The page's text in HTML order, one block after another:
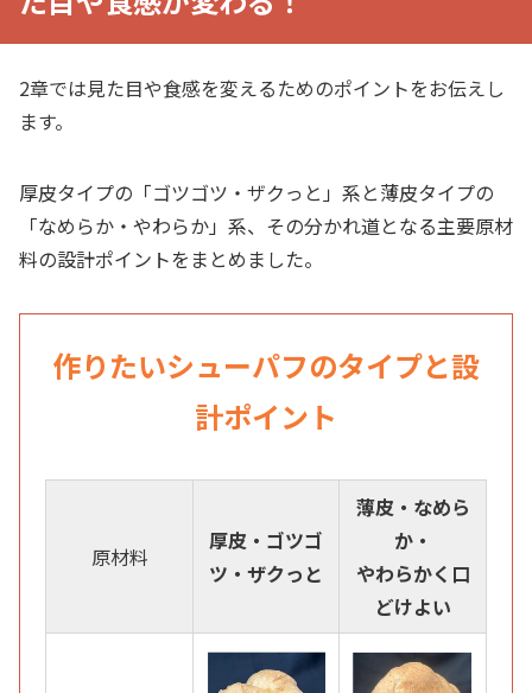
2章では見た目や食感を変えるためのポイントをお伝えし
ます。
厚皮タイプの 「ゴツゴツ・ザクっと」系と薄皮タイプの
「なめらか・やわらか」系、その分かれ道となる主要原材
料の設計ポイントをまとめました。
作りたいシューパフのタイプと設
計ポイント
原材料
厚皮・ゴツゴ
ツ・ザクっと
薄皮・なめら
か・
やわらかく口
どけよい